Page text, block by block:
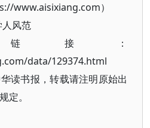
www.aisixiang.com）
人风范
接：
data/129374.html
读书报，转载请注明原始出
定。